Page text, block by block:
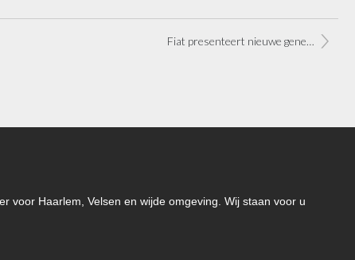
Fiat presenteert nieuwe generatie Uconnect multimediasysteem
voor Haarlem, Velsen en wijde omgeving. Wij staan voor u